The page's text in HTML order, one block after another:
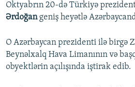
Oktyabrın 20-də Türkiyə
Ərdoğangeniş heyətlə
O Azərbaycan prezidenti ilə birgə
Beynəlxalq Hava Limanının və
obyektlərin açılışında iştirak edib.